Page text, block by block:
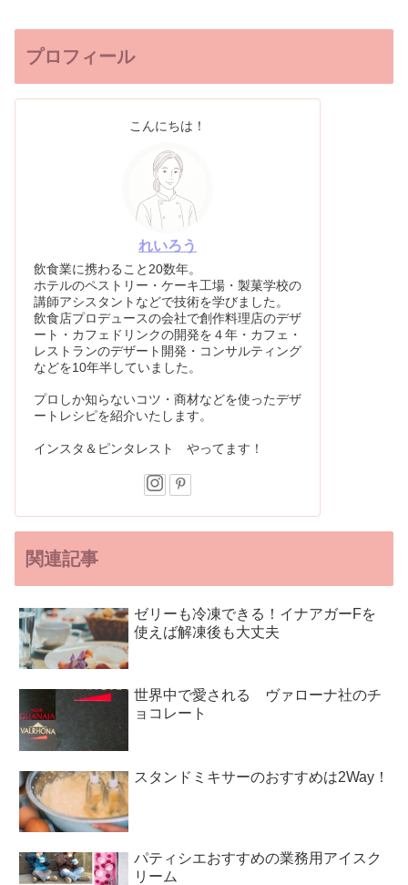
プロフィール
こんにちは！
れいろう
飲食業に携わること20数年。
ホテルのペストリー・ケーキ工場・製菓学校の
講師アシスタントなどで技術を学びました。
飲食店プロデュースの会社で創作料理店のデザ
ート・カフェドリンクの開発を４年・カフェ・
レストランのデザート開発・コンサルティング
などを10年半していました。
プロしか知らないコツ・商材などを使ったデザ
ートレシピを紹介いたします。
インスタ＆ピンタレスト やってます！
関連記事
ゼリーも冷凍できる！イナアガーFを
使えば解凍後も大丈夫
世界中で愛される ヴァローナ社のチ
ョコレート
スタンドミキサーのおすすめは2Way！
パティシエおすすめの業務用アイスク
リーム